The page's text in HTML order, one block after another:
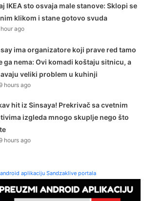
IKEA sto osvaja male stanove: Sklopi se
klikom i stane gotovo svuda
hour ago
ima organizatore koji prave red tamo
ga nema: Ovi komadi koštaju sitnicu, a
veliki problem u kuhinji
hours ago
hit iz Sinsaya! Prekrivač sa cvetnim
izgleda mnogo skuplje nego što
hours ago
aplikaciju Sandzaklive portala